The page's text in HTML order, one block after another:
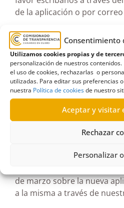
Consentimiento
Utilizamos cookies propias y de
personalización de nuestros
el uso de cookies, rechazarlas o
utilizadas. Para editar sus preferencias
nuestra Política de cookiesde nuestro
Aceptar y visitar
Rechazar
Personalizar
de la aplicación o por
Si es administrador o
entidad, podrá dar de alta o
carga y consulta para otras
azul “Gestión de permisos”.
administradoresque no
aplicación anteriordeben
entidad a través del
https://
de marzo sobre la nueva
a la misma a través de